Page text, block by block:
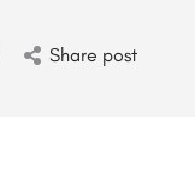
Share post